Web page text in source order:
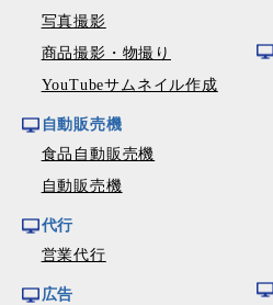
写真撮影
商品撮影・物撮り
YouTubeサムネイル作成
自動販売機
食品自動販売機
自動販売機
代行
営業代行
広告